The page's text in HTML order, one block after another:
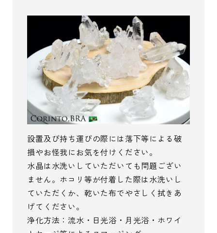
設置及び持ち運びの際には落下等による破
損やお怪我にお気を付けください。
水晶は水洗いしていただいても問題ござい
ません。ホコリ等が付着した際は水洗いし
ていただくか、乾いた布でやさしく拭きあ
げてください。
浄化方法：流水・日光浴・月光浴・ホワイ